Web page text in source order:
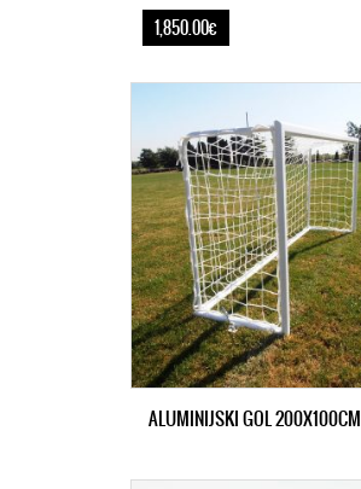
1,850.00€
ALUMINIJSKI GOL 200X100CM